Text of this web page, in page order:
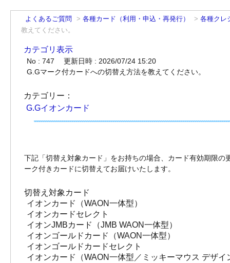
よくあるご質問 > 各種カード（利用・申込・再発行） > 各種クレ
教えてください。
カテゴリ表示
No : 747
更新日時 : 2026/07/24 15:20
G.Gマーク付カードへの切替え方法を教えてください。
カテゴリー：
G.Gイオンカード
下記「切替え対象カード」をお持ちの場合、カード有効期限
ーク付きカードに切替えてお届けいたします。
切替え対象カード
イオンカード（WAON一体型）
イオンカードセレクト
イオンJMBカード（JMB WAON一体型）
イオンゴールドカード（WAON一体型）
イオンゴールドカードセレクト
イオンカード（WAON一体型／ミッキーマウス デザイ